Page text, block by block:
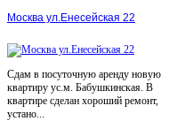
Москва ул.Енесейская 22
Сдам в посуточную аренду новую
квартиру ус.м. Бабушкинская. В
квартире сделан хороший ремонт,
устано...